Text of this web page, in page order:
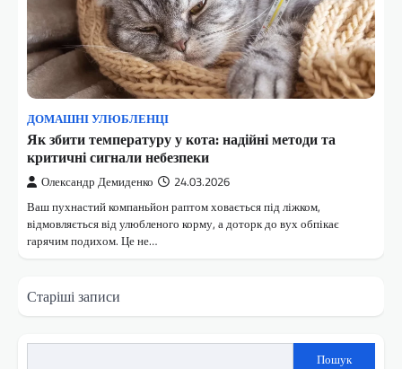
ДОМАШНІ УЛЮБЛЕНЦІ
Як збити температуру у кота: надійні методи та
критичні сигнали небезпеки
Олександр Демиденко 24.03.2026
Ваш пухнастий компаньйон раптом ховається під ліжком,
відмовляється від улюбленого корму, а доторк до вух обпікає
гарячим подихом. Це не…
Навігація
за
записами
Старіші записи
Пошук